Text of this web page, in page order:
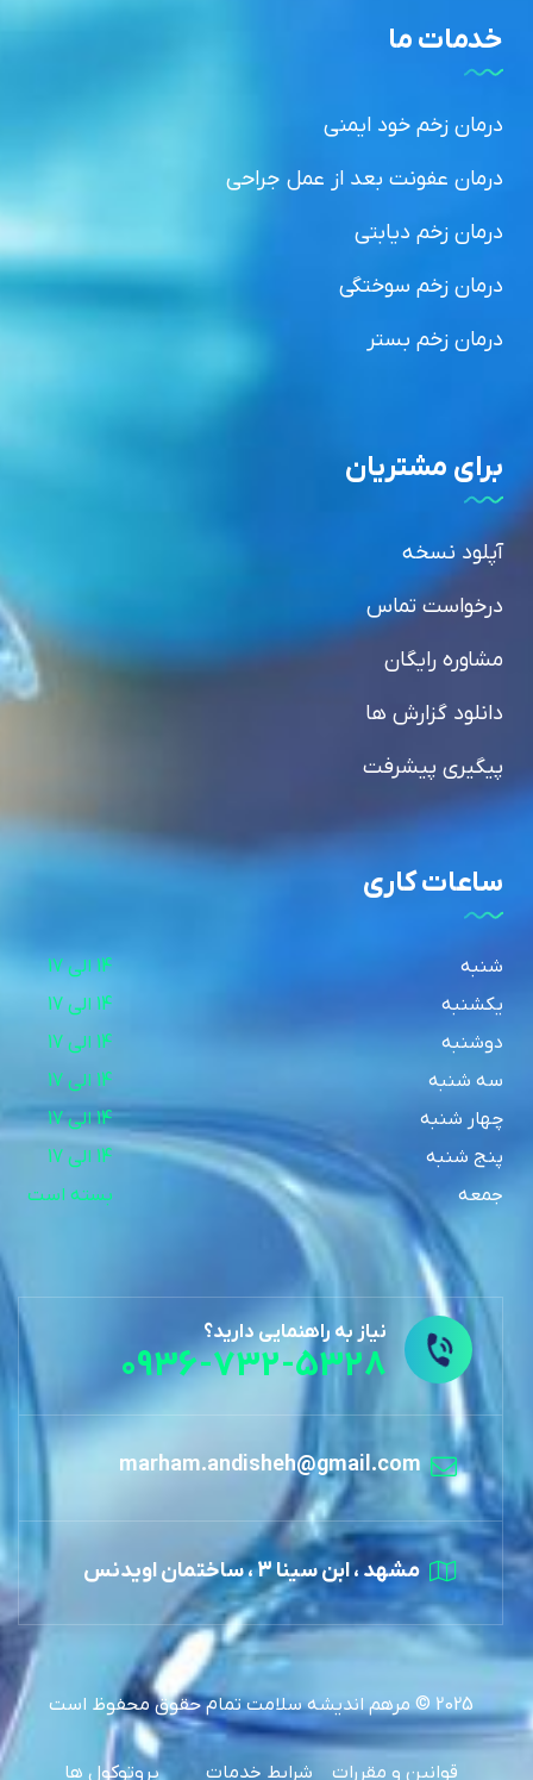
خدمات ما
درمان زخم خود ایمنی
درمان عفونت بعد از عمل جراحی
درمان زخم دیابتی
درمان زخم سوختگی
درمان زخم بستر
برای مشتریان
آپلود نسخه
درخواست تماس
مشاوره رایگان
دانلود گزارش ها
پیگیری پیشرفت
ساعات کاری
شنبه
یکشنبه
دوشنبه
سه شنبه
چهار شنبه
14 الی 17
پنج شنبه
14 الی 17
جمعه
بسته است
نیاز به راهنمایی دارید؟
0936-732-5328
marham.andisheh@gmail.com
مشهد ، ابن سینا 3 ، ساختمان اویدنس
2025 © مرهم اندیشه سلامت تمام حقوق محفوظ است
قوانین و مقررات شرایط خدمات پروتوکول ها